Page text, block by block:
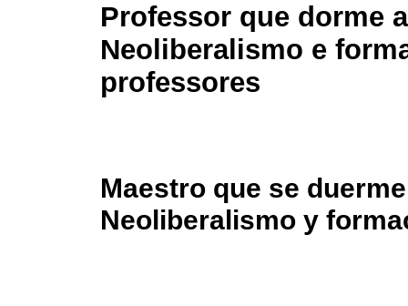
Professor que dorme
Neoliberalismo e
professores
Maestro que se
Neoliberalismo y